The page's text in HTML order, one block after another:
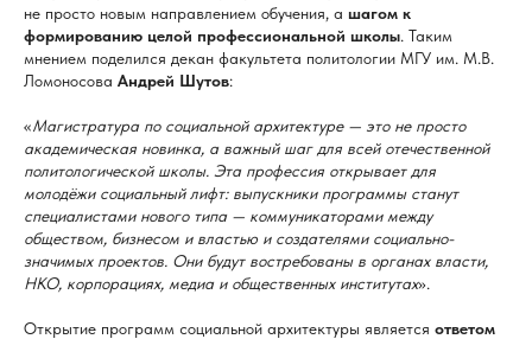
не просто новым направлением обучения, а шагом к
формированию целой профессиональной школы. Таким
мнением поделился декан факультета политологии МГУ им. М.В.
Ломоносова Андрей Шутов:
«Магистратура по социальной архитектуре — это не просто
академическая новинка, а важный шаг для всей отечественной
политологической школы. Эта профессия открывает для
молодёжи социальный лифт: выпускники программы станут
специалистами нового типа — коммуникаторами между
обществом, бизнесом и властью и создателями социально-
значимых проектов. Они будут востребованы в органах власти,
НКО, корпорациях, медиа и общественных институтах».
Открытие программ социальной архитектуры является ответом